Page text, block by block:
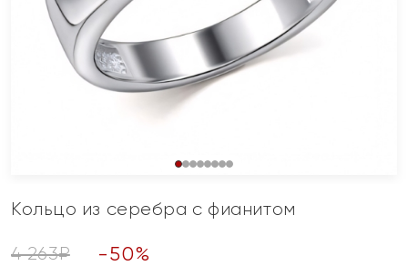
Кольцо из серебра с фианитом
4 263₽ -50%